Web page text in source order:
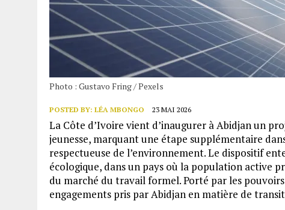
Photo : Gustavo Fring / Pexels
POSTED BY: LÉA MBONGO 23 MAI 2026
La Côte d’Ivoire vient d’inaugurer à Abidjan un
jeunesse, marquant une étape supplémentaire
respectueuse de l’environnement. Le dispositif
écologique, dans un pays où la population active
du marché du travail formel. Porté par les
engagements pris par Abidjan en matière de